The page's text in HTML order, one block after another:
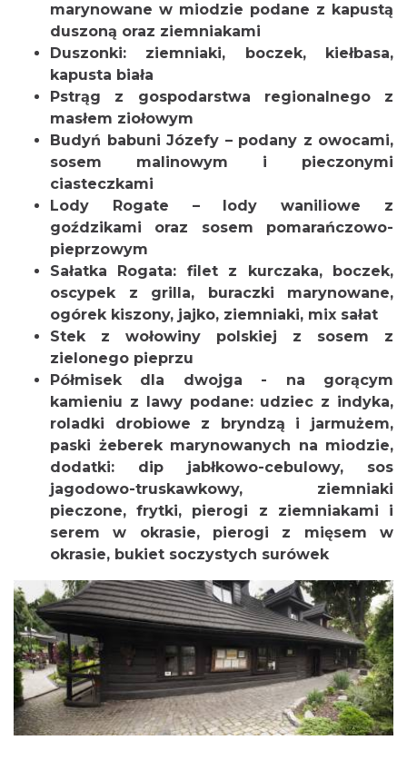
marynowane w miodzie podane z kapustą
duszoną oraz ziemniakami
Duszonki: ziemniaki, boczek, kiełbasa,
kapusta biała
Pstrąg z gospodarstwa regionalnego z
masłem ziołowym
Budyń babuni Józefy – podany z owocami,
sosem malinowym i pieczonymi
ciasteczkami
Lody Rogate – lody waniliowe z
goździkami oraz sosem pomarańczowo-
pieprzowym
Sałatka Rogata: filet z kurczaka, boczek,
oscypek z grilla, buraczki marynowane,
ogórek kiszony, jajko, ziemniaki, mix sałat
Stek z wołowiny polskiej z sosem z
zielonego pieprzu
Półmisek dla dwojga - na gorącym
kamieniu z lawy podane: udziec z indyka,
roladki drobiowe z bryndzą i jarmużem,
paski żeberek marynowanych na miodzie,
dodatki: dip jabłkowo-cebulowy, sos
jagodowo-truskawkowy, ziemniaki
pieczone, frytki, pierogi z ziemniakami i
serem w okrasie, pierogi z mięsem w
okrasie, bukiet soczystych surówek